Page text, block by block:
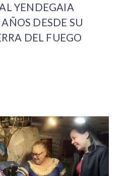
YENDEGAIA
DESDE SU
DEL FUEGO